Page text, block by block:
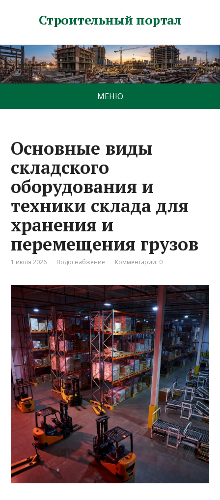
Строительный портал
МЕНЮ
Основные виды
складского
оборудования и
техники склада для
хранения и
перемещения грузов
1 июля 2026 Водоснабжение Комментарии: 0